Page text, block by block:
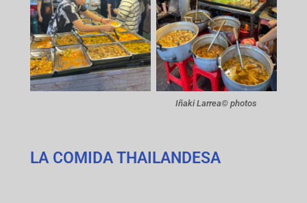
Iñaki Larrea© photos
LA COMIDA THAILANDESA